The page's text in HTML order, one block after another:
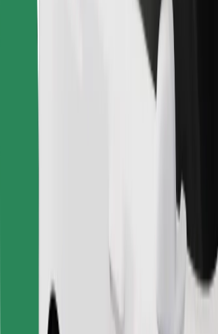
¡Conseguí un viaje en minutos!
Descargar la app de Bolt
Encontrá tu comida favorita
Descargar la app de Bolt Food